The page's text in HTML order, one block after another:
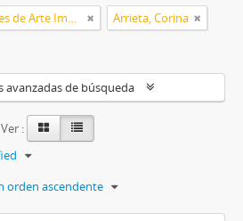
Colección de Publicaciones de Arte Impreso Arrieta, Corina
avanzadas de búsqueda
Ver :
orden ascendente